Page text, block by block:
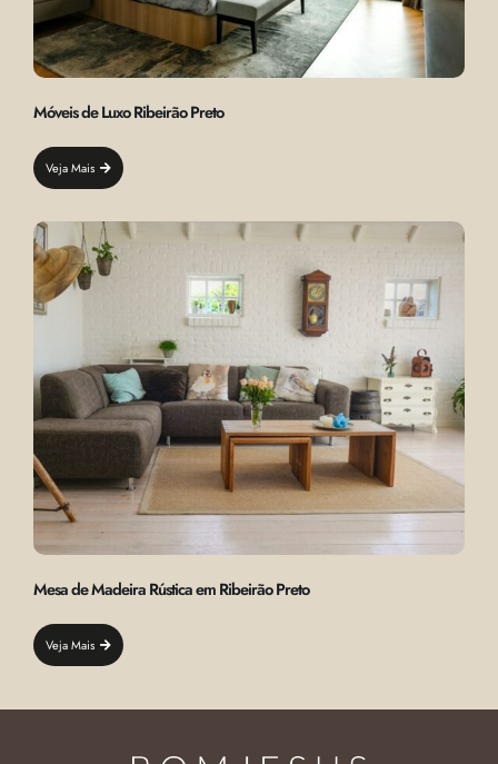
Móveis de Luxo Ribeirão Preto
Veja Mais
Mesa de Madeira Rústica em Ribeirão Preto
Veja Mais